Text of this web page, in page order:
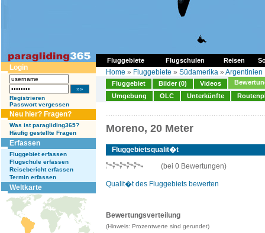
Fluggebiete Flugschulen Reisen
Login
Registrieren
Passwort vergessen
Neu hier? Fragen?
Was ist paragliding365?
Häufig gestellte Fragen
Erfassen
Fluggebiet erfassen
Flugschule erfassen
Reisebericht erfassen
Termin erfassen
Weltkarte
Home » Fluggebiete » Südamerika » Argentinien
Fluggebiet Bilder (0) Videos
Umgebung
OLC Unterkünfte
Moreno, 20 Meter
Fluggebietsqualit�t
(bei 0 Bewertungen)
Qualit�t des Fluggebiets bewerten
Bewertungsverteilung
(Hinweis: Prozentwerte sind gerundet)